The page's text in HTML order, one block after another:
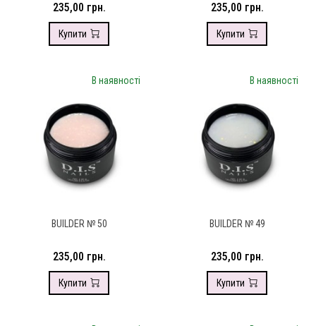
235,00 грн.
Купити
235,00 грн.
Купити
В наявності
BUILDER № 50
235,00 грн.
Купити
В наявності
BUILDER № 49
235,00 грн.
Купити